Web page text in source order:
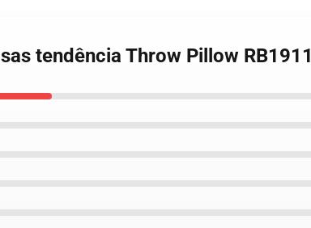
tendência Throw Pillow RB1911